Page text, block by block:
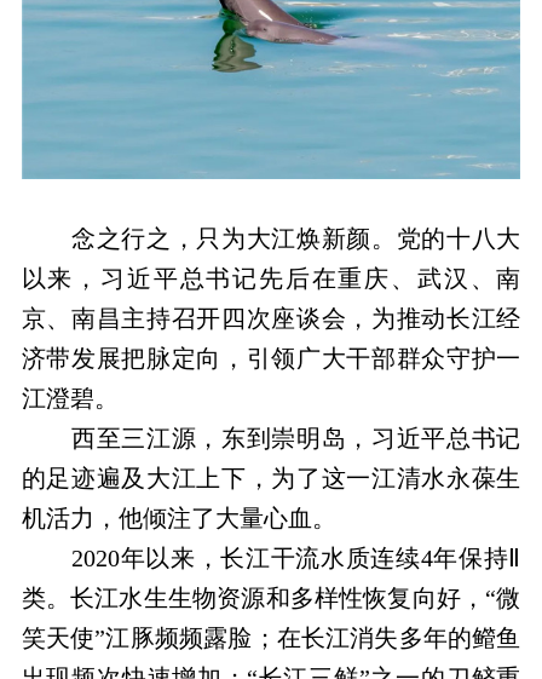
念之行之，只为大江焕新颜。党的十八大
以来，习近平总书记先后在重庆、武汉、南
京、南昌主持召开四次座谈会，为推动长江经
济带发展把脉定向，引领广大干部群众守护一
江澄碧。
西至三江源，东到崇明岛，习近平总书记
的足迹遍及大江上下，为了这一江清水永葆生
机活力，他倾注了大量心血。
2020年以来，长江干流水质连续4年保持Ⅱ
类。长江水生生物资源和多样性恢复向好，“微
笑天使”江豚频频露脸；在长江消失多年的鳤鱼